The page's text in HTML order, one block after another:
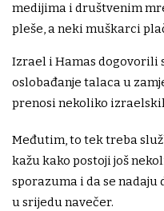
medijima i društvenim
pleše, a neki muškarci
Izrael i Hamas dogovorili
oslobađanje talaca u
prenosi nekoliko
Međutim, to tek treba
kažu kako postoji još
sporazuma i da se
u srijedu navečer.